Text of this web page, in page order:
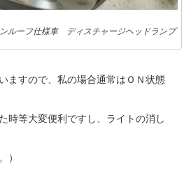
ルーフ仕様車 ディスチャージヘッドランプ
ますので、私の場合通常はＯＮ状態
時等大変便利ですし、ライトの消し
）